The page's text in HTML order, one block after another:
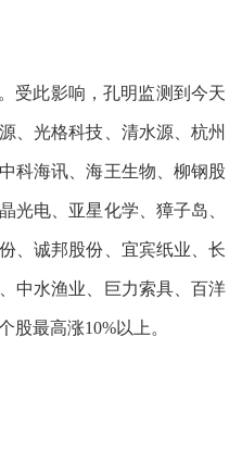
受此影响，孔明监测到今天
、光格科技、清水源、杭州
科海讯、海王生物、柳钢股
光电、亚星化学、獐子岛、
、诚邦股份、宜宾纸业、长
中水渔业、巨力索具、百洋
股最高涨10%以上。